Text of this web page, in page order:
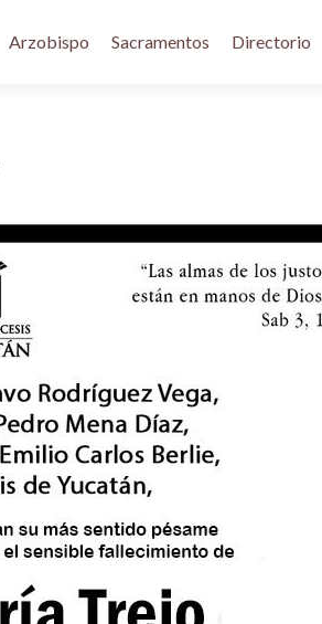
Arzobispo Sacramentos Directorio